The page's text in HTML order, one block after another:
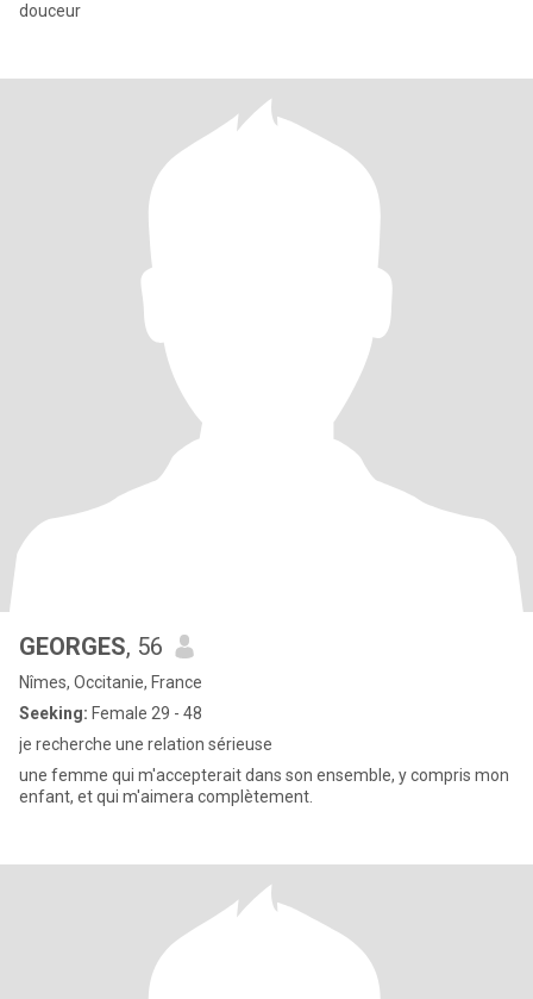
douceur
GEORGES, 56
Nîmes, Occitanie, France
Seeking: Female 29 - 48
je recherche une relation sérieuse
une femme qui m'accepterait dans son ensemble, y compris mon
enfant, et qui m'aimera complètement.